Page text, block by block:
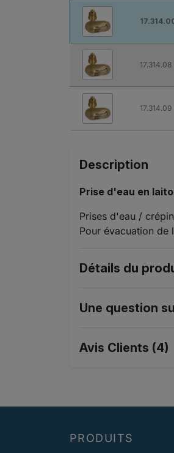
17.314.08
17.314.09
Description
Prise d'eau en
Prises d'eau /
Pour évacuation de
Détails du
Une question
Avis Clients (4)
PRODUITS